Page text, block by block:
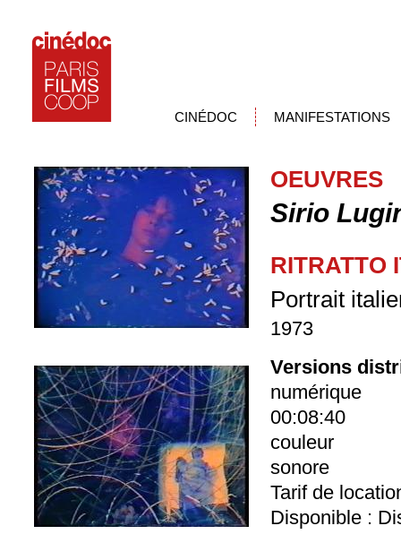
CINÉDOC MANIFESTATIONS
OEUVRES
Sirio
RITRATTO
Portrait
1973
Versions
numérique
00:08:40
couleur
sonore
Tarif de
Disponible :